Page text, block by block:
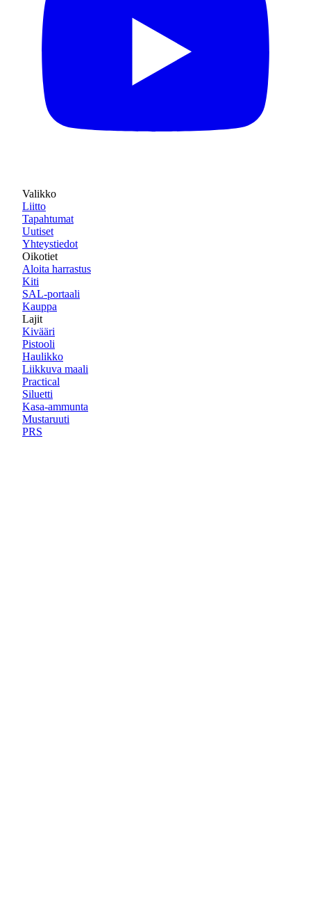
Valikko
Liitto
Tapahtumat
Uutiset
Yhteystiedot
Oikotiet
Aloita harrastus
Kiti
SAL-portaali
Kauppa
Lajit
Kivääri
Pistooli
Haulikko
Liikkuva maali
Practical
Siluetti
Kasa-ammunta
Mustaruuti
PRS